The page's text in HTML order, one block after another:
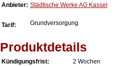
Anbieter: Städtische Werke AG Kassel
Tarif: Grundversorgung
Produktdetails
Kündigungsfrist:
2 Wochen